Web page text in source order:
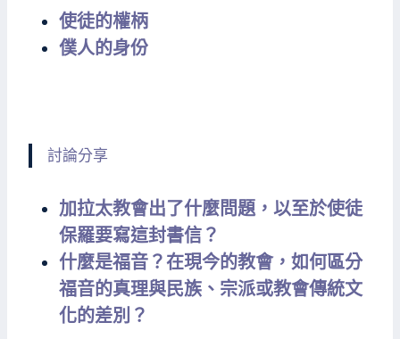
使徒的權柄
僕人的身份
討論分享
加拉太教會出了什麼問題，以至於使徒
保羅要寫這封書信？
什麼是福音？在現今的教會，如何區分
福音的真理與民族、宗派或教會傳統文
化的差別？